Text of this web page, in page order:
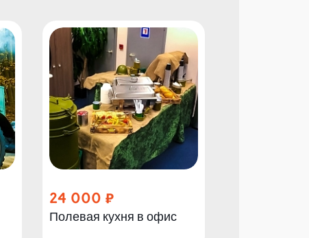
24 000
Полевая кухня в офис